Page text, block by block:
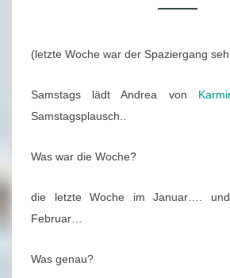
S
C
(letzte Woche war der Spaziergang
Samstags lädt Andrea von
Samstagsplausch..
Was war die Woche?
die letzte Woche im Januar….
Februar…
Was genau?